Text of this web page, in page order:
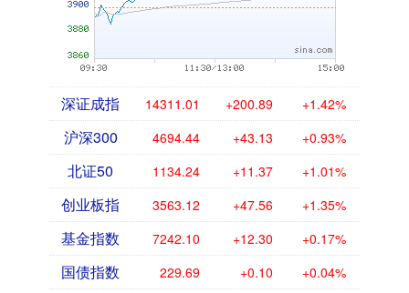
深证成指 14311.01 +200.89 +1.42%
沪深300 4694.44 +43.13 +0.93%
北证50 1134.24 +11.37 +1.01%
创业板指 3563.12 +47.56 +1.35%
基金指数 7242.10 +12.30 +0.17%
国债指数 229.69 +0.10 +0.04%